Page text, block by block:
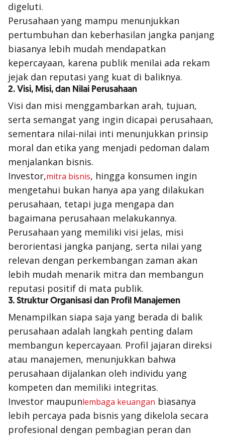
digeluti.
Perusahaan yang mampu menunjukkan
pertumbuhan dan keberhasilan jangka panjang
biasanya lebih mudah mendapatkan
kepercayaan, karena publik menilai ada rekam
jejak dan reputasi yang kuat di baliknya.
2. Visi, Misi, dan Nilai Perusahaan
Visi dan misi menggambarkan arah, tujuan,
serta semangat yang ingin dicapai perusahaan,
sementara nilai-nilai inti menunjukkan prinsip
moral dan etika yang menjadi pedoman dalam
menjalankan bisnis.
Investor,mitra bisnis, hingga konsumen ingin
mengetahui bukan hanya apa yang dilakukan
perusahaan, tetapi juga mengapa dan
bagaimana perusahaan melakukannya.
Perusahaan yang memiliki visi jelas, misi
berorientasi jangka panjang, serta nilai yang
relevan dengan perkembangan zaman akan
lebih mudah menarik mitra dan membangun
reputasi positif di mata publik.
3. Struktur Organisasi dan Profil Manajemen
Menampilkan siapa saja yang berada di balik
perusahaan adalah langkah penting dalam
membangun kepercayaan. Profil jajaran direksi
atau manajemen, menunjukkan bahwa
perusahaan dijalankan oleh individu yang
kompeten dan memiliki integritas.
Investor maupunlembaga keuangan biasanya
lebih percaya pada bisnis yang dikelola secara
profesional dengan pembagian peran dan